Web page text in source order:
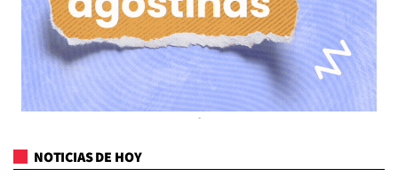
NOTICIAS DE HOY